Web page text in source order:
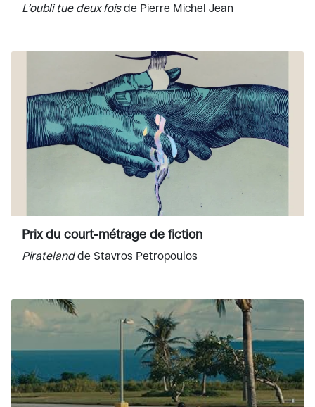
L’oubli tue deux foisde Pierre Michel Jean
Prix du court-métrage de fiction
Piratelandde Stavros Petropoulos